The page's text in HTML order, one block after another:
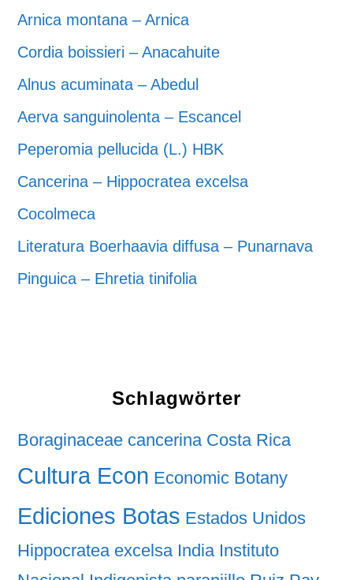
Arnica montana – Arnica
Cordia boissieri – Anacahuite
Alnus acuminata – Abedul
Aerva sanguinolenta – Escancel
Peperomia pellucida (L.) HBK
Cancerina – Hippocratea excelsa
Cocolmeca
Literatura Boerhaavia diffusa – Punarnava
Pinguica – Ehretia tinifolia
Schlagwörter
Boraginaceae cancerina Costa Rica
Cultura Econ Economic Botany
Ediciones Botas Estados Unidos
Hippocratea excelsa India Instituto